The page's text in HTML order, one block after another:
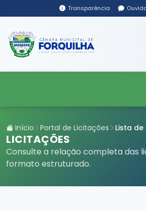
Transparência
Início Portal de Licitações Lista
LICITAÇÕES
Consulte a relação completa das
formato estruturado.